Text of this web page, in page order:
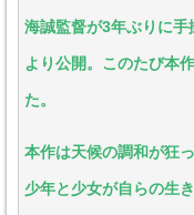
海誠監督が3年ぶりに
より公開。このたび本
た。
本作は天候の調和が狂
少年と少女が自らの生